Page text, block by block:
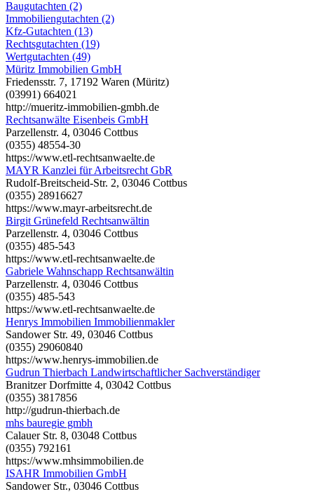
Baugutachten (2)
Immobiliengutachten (2)
Kfz-Gutachten (13)
Rechtsgutachten (19)
Wertgutachten (49)
Müritz Immobilien GmbH
Friedensstr. 7, 17192 Waren (Müritz)
(03991) 664021
http://mueritz-immobilien-gmbh.de
Rechtsanwälte Eisenbeis GmbH
Parzellenstr. 4, 03046 Cottbus
(0355) 48554-30
https://www.etl-rechtsanwaelte.de
MAYR Kanzlei für Arbeitsrecht GbR
Rudolf-Breitscheid-Str. 2, 03046 Cottbus
(0355) 28916627
https://www.mayr-arbeitsrecht.de
Birgit Grünefeld Rechtsanwältin
Parzellenstr. 4, 03046 Cottbus
(0355) 485-543
https://www.etl-rechtsanwaelte.de
Gabriele Wahnschapp Rechtsanwältin
Parzellenstr. 4, 03046 Cottbus
(0355) 485-543
https://www.etl-rechtsanwaelte.de
Henrys Immobilien Immobilienmakler
Sandower Str. 49, 03046 Cottbus
(0355) 29060840
https://www.henrys-immobilien.de
Gudrun Thierbach Landwirtschaftlicher Sachverständiger
Branitzer Dorfmitte 4, 03042 Cottbus
(0355) 3817856
http://gudrun-thierbach.de
mhs bauregie gmbh
Calauer Str. 8, 03048 Cottbus
(0355) 792161
https://www.mhsimmobilien.de
ISAHR Immobilien GmbH
Sandower Str., 03046 Cottbus